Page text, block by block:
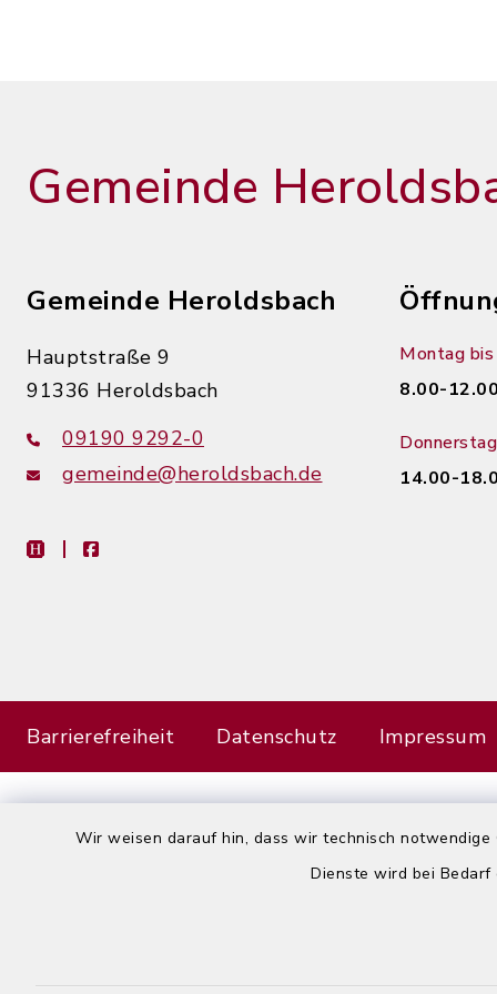
Wir weisen darauf hin, dass wir technisch
Dienste wird bei
Gemeinde
Gemeinde Heroldsbach
Hauptstraße 9
91336 Heroldsbach
09190 9292-0
gemeinde@heroldsbach.de
heimat-infofacebook
Montag
8.00-
14.00-
Barrierefreiheit Datenschutz Impressum